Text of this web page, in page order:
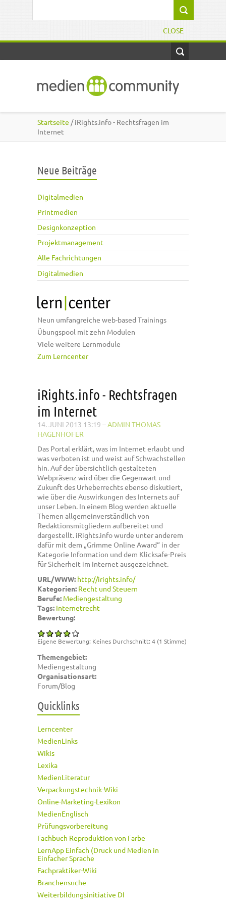
CLOSE
Startseite / iRights.info - Rechtsfragen im
Internet
Neue Beiträge
Digitalmedien
Printmedien
Designkonzeption
Projektmanagement
Alle Fachrichtungen
Digitalmedien
Neun umfangreiche web-based Trainings
Übungspool mit zehn Modulen
Viele weitere Lernmodule
Zum Lerncenter
iRights.info - Rechtsfragen
im Internet
14. JUNI 2013 13:19 –ADMIN THOMAS
HAGENHOFER
Das Portal erklärt, was im Internet erlaubt und
was verboten ist und weist auf Schwachstellen
hin. Auf der übersichtlich gestalteten
Webpräsenz wird über die Gegenwart und
Zukunft des Urheberrechts ebenso diskutiert,
wie über die Auswirkungen des Internets auf
unser Leben. In einem Blog werden aktuelle
Themen allgemeinverständlich von
Redaktionsmitgliedern aufbereitet und
dargestellt. iRights.info wurde unter anderem
dafür mit dem „Grimme Online Award“ in der
Kategorie Information und dem Klicksafe-Preis
für Sicherheit im Internet ausgezeichnet.
URL/WWW: http://irights.info/
Kategorien: Recht und Steuern
Berufe: Mediengestaltung
Tags: Internetrecht
Bewertung:
Eigene Bewertung: Keines Durchschnitt: 4 (1 Stimme)
Themengebiet:
Mediengestaltung
Organisationsart:
Forum/Blog
Quicklinks
Lerncenter
MedienLinks
Wikis
Lexika
MedienLiteratur
Verpackungstechnik-Wiki
Online-Marketing-Lexikon
MedienEnglisch
Prüfungsvorbereitung
Fachbuch Reproduktion von Farbe
LernApp Einfach (Druck und Medien in
Einfacher Sprache
Fachpraktiker-Wiki
Branchensuche
Weiterbildungsinitiative DI